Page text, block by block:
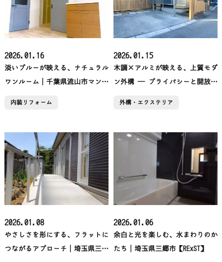
2026.01.16
淡いブルーが映える、ナチュラル
ワンルーム│千葉県流山市マンシ
内装リフォーム
2026.01.15
木調×アルミが映える、上質モダ
ン外構 ― プライバシーと開放感
外構・エクステリア
2026.01.08
やさしさを形にする、フラットに
つながるアプローチ│埼玉県三郷
2026.01.06
余白と光を楽しむ、水まわりのか
たち│埼玉県三郷市【RExST】